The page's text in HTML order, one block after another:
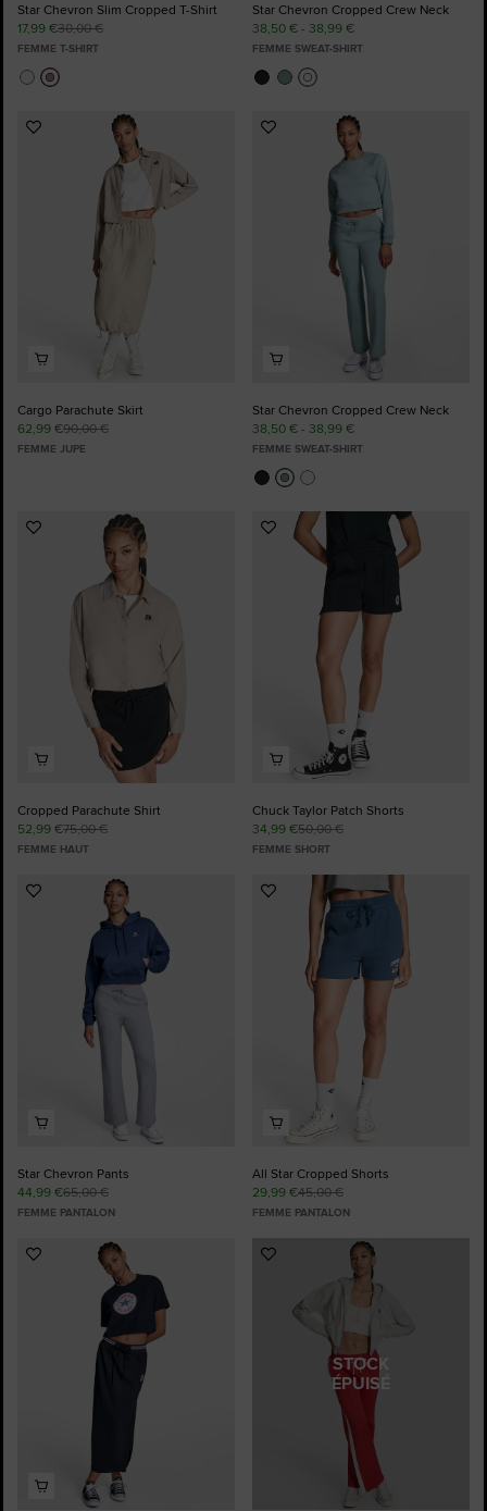
Star Chevron Slim Cropped T-Shirt
17,99 €30,00 €
FEMME T-SHIRT
Star Chevron Cropped Crew Neck
38,50 € - 38,99 €
FEMME SWEAT-SHIRT
Ajouter
Cargo Parachute Skirt
62,99 €90,00 €
FEMME JUPE
Ajouter
Star Chevron Cropped Crew Neck
38,50 € - 38,99 €
FEMME SWEAT-SHIRT
Ajouter
Cropped Parachute Shirt
52,99 €75,00 €
FEMME HAUT
Ajouter
Chuck Taylor Patch Shorts
34,99 €50,00 €
FEMME SHORT
Ajouter
Star Chevron Pants
44,99 €65,00 €
FEMME PANTALON
Ajouter
favoris
All Star Cropped Shorts
29,99 €45,00 €
FEMME PANTALON
Ajouter
STOCK
ÉPUISÉ
Ajouter
favoris